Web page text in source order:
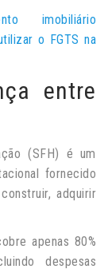
imobiliário
o FGTS na
entre
(SFH) é um
fornecido
adquirir
apenas 80%
despesas